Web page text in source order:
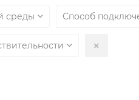
среды Способ